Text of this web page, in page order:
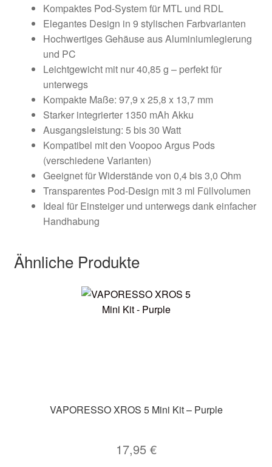
Kompaktes Pod-System für MTL und RDL
Elegantes Design in 9 stylischen Farbvarianten
Hochwertiges Gehäuse aus Aluminiumlegierung
und PC
Leichtgewicht mit nur 40,85 g – perfekt für
unterwegs
Kompakte Maße: 97,9 x 25,8 x 13,7 mm
Starker integrierter 1350 mAh Akku
Ausgangsleistung: 5 bis 30 Watt
Kompatibel mit den Voopoo Argus Pods
(verschiedene Varianten)
Geeignet für Widerstände von 0,4 bis 3,0 Ohm
Transparentes Pod-Design mit 3 ml Füllvolumen
Ideal für Einsteiger und unterwegs dank einfacher
Handhabung
Ähnliche Produkte
VAPORESSO XROS 5 Mini Kit – Purple
17,95 €